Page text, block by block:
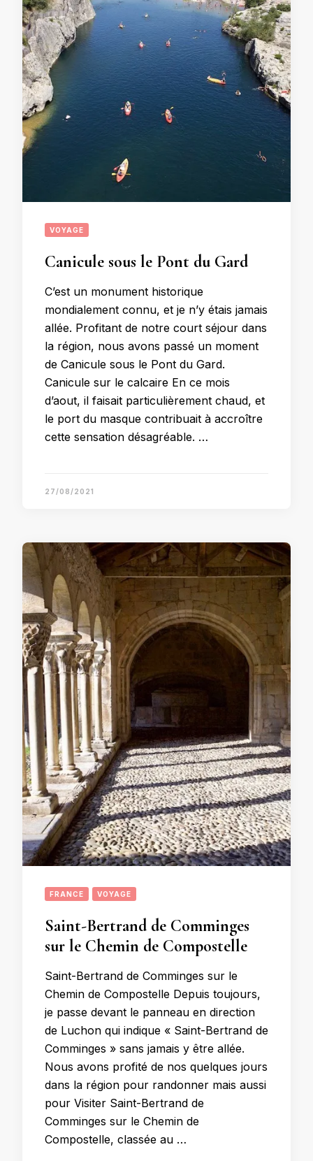
VOYAGE
Canicule sous le Pont du Gard
C’est un monument historique
mondialement connu, et je n’y étais jamais
allée. Profitant de notre court séjour dans
la région, nous avons passé un moment
de Canicule sous le Pont du Gard.
Canicule sur le calcaire En ce mois
d’aout, il faisait particulièrement chaud, et
le port du masque contribuait à accroître
cette sensation désagréable. …
27/08/2021
FRANCE VOYAGE
Saint-Bertrand de Comminges
sur le Chemin de Compostelle
Saint-Bertrand de Comminges sur le
Chemin de Compostelle Depuis toujours,
je passe devant le panneau en direction
de Luchon qui indique « Saint-Bertrand de
Comminges » sans jamais y être allée.
Nous avons profité de nos quelques jours
dans la région pour randonner mais aussi
pour Visiter Saint-Bertrand de
Comminges sur le Chemin de
Compostelle, classée au …